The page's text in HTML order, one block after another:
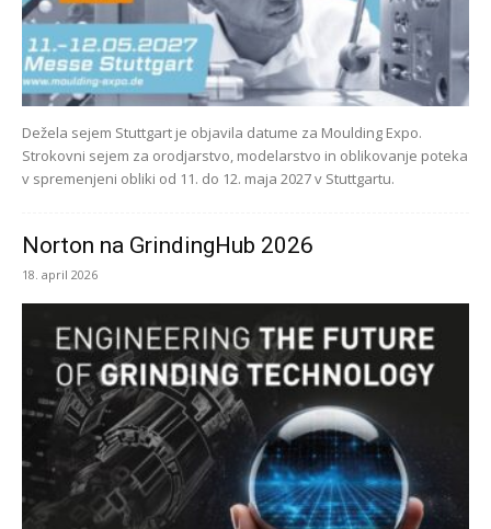
Dežela sejem Stuttgart je objavila datume za Moulding Expo.
Strokovni sejem za orodjarstvo, modelarstvo in oblikovanje poteka
v spremenjeni obliki od 11. do 12. maja 2027 v Stuttgartu.
Norton na GrindingHub 2026
18. april 2026